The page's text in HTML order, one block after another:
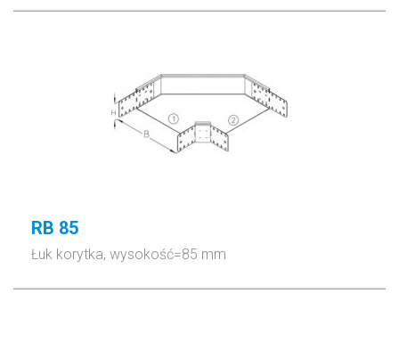
RB 85
Łuk korytka, wysokość=85 mm